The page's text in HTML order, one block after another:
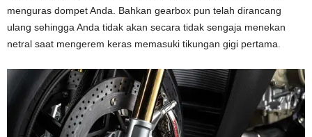
menguras dompet Anda. Bahkan gearbox pun telah dirancang
ulang sehingga Anda tidak akan secara tidak sengaja menekan
netral saat mengerem keras memasuki tikungan gigi pertama.